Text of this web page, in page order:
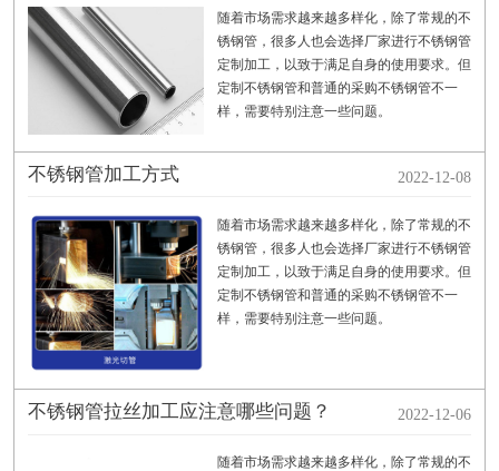
随着市场需求越来越多样化，除了常规的不
锈钢管，很多人也会选择厂家进行不锈钢管
定制加工，以致于满足自身的使用要求。但
定制不锈钢管和普通的采购不锈钢管不一
样，需要特别注意一些问题。
不锈钢管加工方式 2022-12-08
随着市场需求越来越多样化，除了常规的不
锈钢管，很多人也会选择厂家进行不锈钢管
定制加工，以致于满足自身的使用要求。但
定制不锈钢管和普通的采购不锈钢管不一
样，需要特别注意一些问题。
不锈钢管拉丝加工应注意哪些问题？ 2022-12-06
随着市场需求越来越多样化，除了常规的不